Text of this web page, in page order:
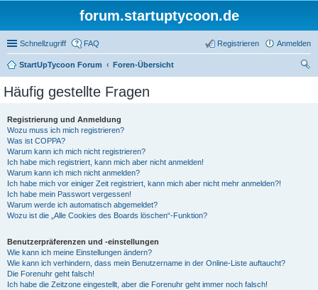
forum.startuptycoon.de
Schnellzugriff FAQ Anmelden
Registrieren
StartUpTycoon Forum
Foren-Übersicht
Häufig gestellte Fragen
Registrierung und Anmeldung
Wozu muss ich mich registrieren?
Was ist COPPA?
Warum kann ich mich nicht registrieren?
Ich habe mich registriert, kann mich aber nicht anmelden!
Warum kann ich mich nicht anmelden?
Ich habe mich vor einiger Zeit registriert, kann mich aber nicht mehr anmelden?!
Ich habe mein Passwort vergessen!
Warum werde ich automatisch abgemeldet?
Wozu ist die „Alle Cookies des Boards löschen“-Funktion?
Benutzerpräferenzen und -einstellungen
Wie kann ich meine Einstellungen ändern?
Wie kann ich verhindern, dass mein Benutzername in der Online-Liste auftaucht?
Die Forenuhr geht falsch!
Ich habe die Zeitzone eingestellt, aber die Forenuhr geht immer noch falsch!